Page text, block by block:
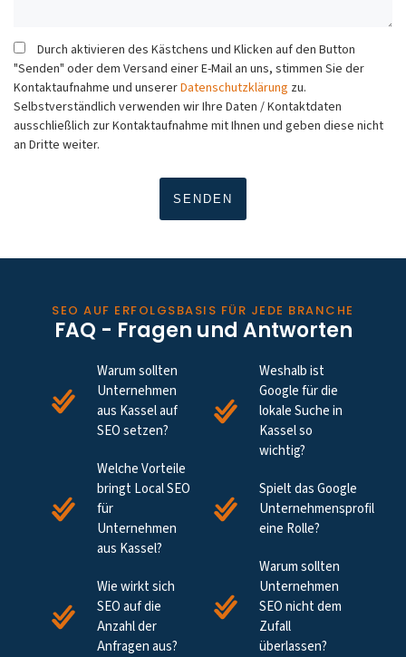
Durch aktivieren des Kästchens und Klicken auf den Button
"Senden" oder dem Versand einer E-Mail an uns, stimmen Sie der
Kontaktaufnahme und unsererDatenschutzklärung zu.
Selbstverständlich verwenden wir Ihre Daten / Kontaktdaten
ausschließlich zur Kontaktaufnahme mit Ihnen und geben diese nicht
an Dritte weiter.
SEO AUF ERFOLGSBASIS FÜR JEDE BRANCHE
FAQ - Fragen und Antworten
Warum sollten
Unternehmen
aus Kassel auf
SEO setzen?
Welche Vorteile
bringt Local SEO
für
Unternehmen
aus Kassel?
Wie wirkt sich
SEO auf die
Anzahl der
Anfragen aus?
Weshalb ist
Google für die
lokale Suche in
Kassel so
wichtig?
Spielt das Google
Unternehmensprofil
eine Rolle?
Warum sollten
Unternehmen
SEO nicht dem
Zufall
überlassen?